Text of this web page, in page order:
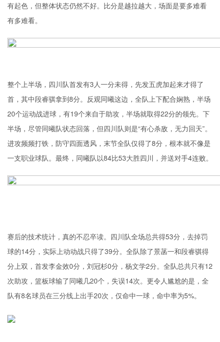
有起色，但整体状态仍然不好。比分是越拉越大，场面是要多难看
有多难看。
整个上半场，四川队首发有3人一分未得，先发五虎加起来才得了
首，其中段睿骐拿到8分。反观同曦这边，全队上下配合娴熟，半场
20个运动战进球，有19个来自于助攻，半场就取得22分的领先。下
半场，尽管同曦队状态回落，但四川队则是“有心杀敌，无力回天”。
进攻频频打铁，防守四面透风，末节全队仅得了8分，根本就不像是
一支职业球队。最终，同曦队以84比53大胜四川，并送对手4连败。
赛后的技术统计，真的不忍卒读。四川队全场总共得53分，去掉罚
球的14分，实际上动动战只得了39分。全队除了景菡一和段睿骐得
分上双，首发李金效0分，刘冠杉0分，杨文学2分。全队总共只有12
次助攻，篮板球输了同曦几20个，失误14次。更令人尴尬的是，全
队有8名球员在三分线上出手20次，仅命中一球，命中率为5%。